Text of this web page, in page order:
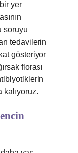
yer
soruyu
tedavilerin
gösteriyor
florası
kalıyoruz.